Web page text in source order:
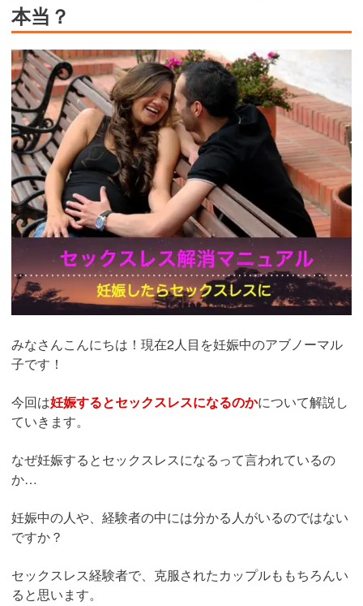
本当？
みなさんこんにちは！現在2人目を妊娠中のアブノーマル
子です！
今回は妊娠するとセックスレスになるのかについて解説し
ていきます。
なぜ妊娠するとセックスレスになるって言われているの
か…
妊娠中の人や、経験者の中には分かる人がいるのではない
ですか？
セックスレス経験者で、克服されたカップルももちろんい
ると思います。